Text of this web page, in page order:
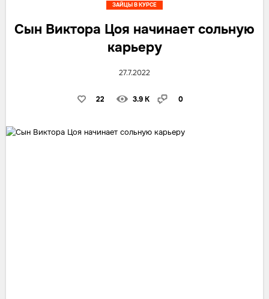
Сын Виктора Цоя начинает сольную
карьеру
27.7.2022
22 3.9 K 0
ЗАЙЦЫ В КУРСЕ